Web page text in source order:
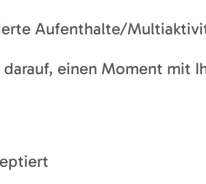
Aufenthalte/
einen Moment mit